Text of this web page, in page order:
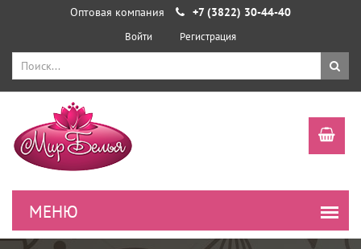
Оптовая компания +7 (3822) 30-44-40
Войти Регистрация